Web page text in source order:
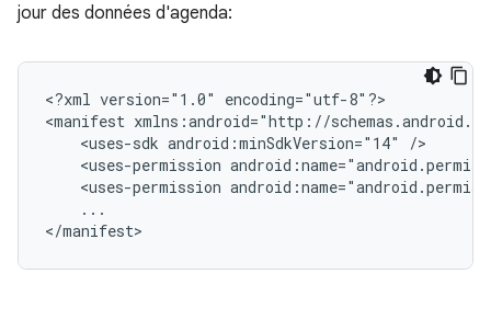
jour des données d'agenda:
<?xml version="1.0"
encoding="utf-8"?>
<manifest
<uses-sdk android:minSdkVersion="14"
<uses-permission
<uses-permission
...
</manifest>